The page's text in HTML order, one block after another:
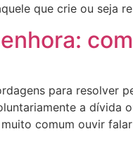
que crie ou seja
para resolver
a dívida
comum ouvir